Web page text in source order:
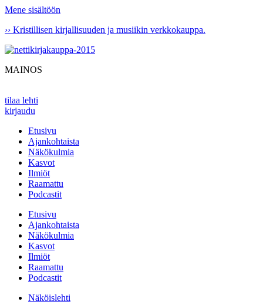
Mene sisältöön
›› Kristillisen kirjallisuuden ja musiikin verkkokauppa.
MAINOS
tilaa lehti
kirjaudu
Etusivu
Ajankohtaista
Näkökulmia
Kasvot
Ilmiöt
Raamattu
Podcastit
Etusivu
Ajankohtaista
Näkökulmia
Kasvot
Ilmiöt
Raamattu
Podcastit
Näköislehti